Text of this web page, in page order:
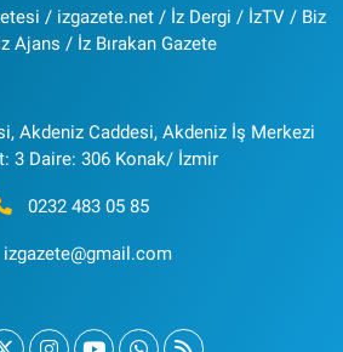
/ izgazete.net / İz Dergi / İzTV / Biz
Ajans / İz Bırakan Gazete
Akdeniz Caddesi, Akdeniz İş Merkezi
3 Daire: 306 Konak/ İzmir
0232 483 05 85
izgazete@gmail.com